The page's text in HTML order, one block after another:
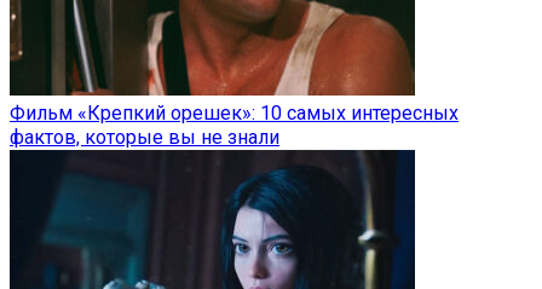
Фильм «Крепкий орешек»: 10 самых интересных
фактов, которые вы не знали